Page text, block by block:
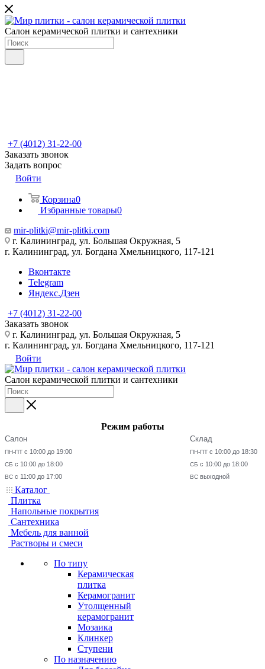
Салон керамической плитки и сантехники
+7 (4012) 31-22-00
Заказать звонок
Задать вопрос
Войти
Корзина0
Избранные товары0
mir-plitki@mir-plitki.com
г. Калининград, ул. Большая Окружная, 5
г. Калининград, ул. Богдана Хмельницкого, 117-121
Вконтакте
Telegram
Яндекс.Дзен
+7 (4012) 31-22-00
Заказать звонок
г. Калининград, ул. Большая Окружная, 5
г. Калининград, ул. Богдана Хмельницкого, 117-121
Войти
Салон керамической плитки и сантехники
Режим работы
Салон
ПН-ПТ с 10:00 до 19:00
СБ с 10:00 до 18:00
ВС с 11:00 до 17:00
Склад
ПН-ПТ с 10:00 до 18:30
СБ с 10:00 до 18:00
ВС выходной
Каталог
Плитка
Напольные покрытия
Сантехника
Мебель для ванной
Растворы и смеси
По типу
Керамическая
плитка
Керамогранит
Утолщенный
керамогранит
Мозаика
Клинкер
Ступени
По назначению